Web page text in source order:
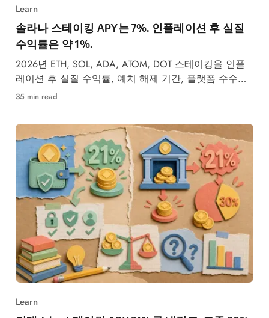
Learn
솔라나 스테이킹 APY는 7%. 인플레이션 후 실질
수익률은 약 1%.
2026년 ETH, SOL, ADA, ATOM, DOT 스테이킹을 인플
레이션 후 실질 수익률, 예치 해제 기간, 플랫폼 수수료
기준으로 비교합니다.
35 min read
Learn